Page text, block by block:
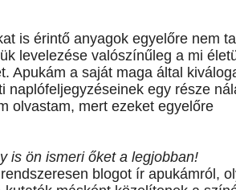
is érintő anyagok egyelőre nem
levelezése valószínűleg a mi
Apukám a saját maga által
egy része
olvastam, mert ezeket egyelőre
is ön ismeri őket a legjobban!
blogot ír apukámról,